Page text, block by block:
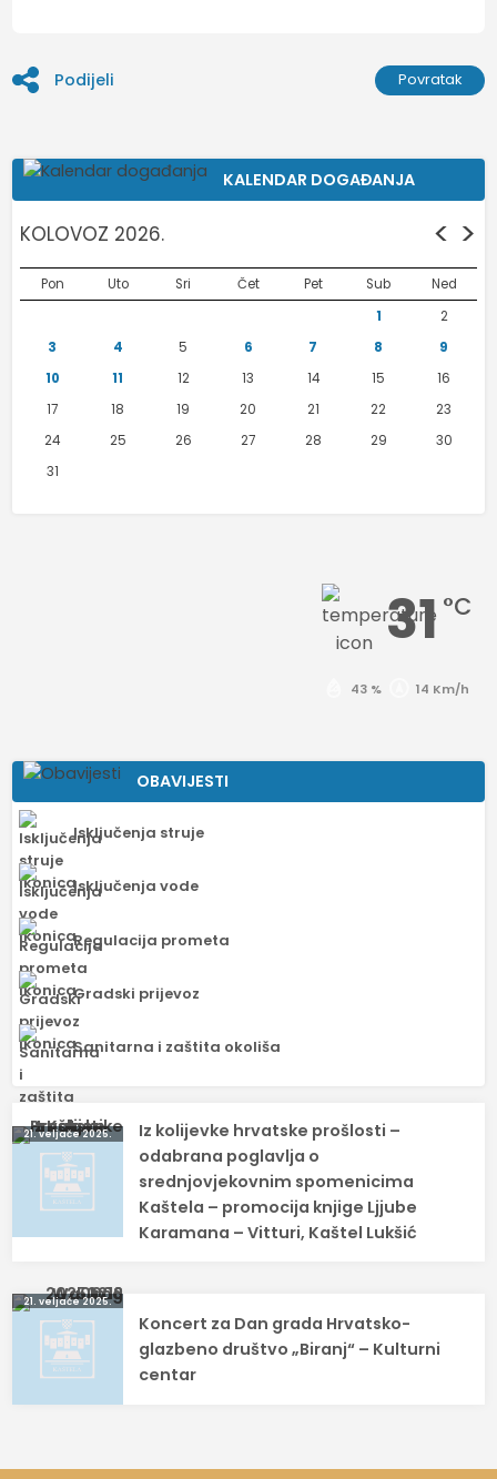
Podijeli Povratak
31 °C
43 % 14 Km/h
KALENDAR DOGAĐANJA
KOLOVOZ 2026. < >
Pon Uto Sri Čet Pet Sub
Ned
1
2
3
4 5 6 7 8
9
10
11 12 13 14 15
16
17
18 19 20 21 22
23
24
25 26 27 28 29
30
31
OBAVIJESTI
Isključenja struje
Isključenja vode
Regulacija prometa
Gradski prijevoz
Sanitarna i zaštita okoliša
Navigacija
objava
21. veljače 2025.
Iz kolijevke hrvatske prošlosti –
odabrana poglavlja o
srednjovjekovnim spomenicima
Kaštela – promocija knjige Ljjube
Karamana – Vitturi, Kaštel Lukšić
21. veljače 2025.
Koncert za Dan grada Hrvatsko-
glazbeno društvo „Biranj“ – Kulturni
centar